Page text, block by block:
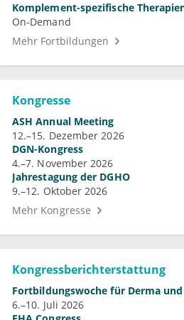
Komplement-spezifische
On-Demand
Mehr Fortbildungen
Kongresse
ASH Annual Meeting
12.–15. Dezember 2026
DGN-Kongress
4.–7. November 2026
Jahrestagung der DGHO
9.–12. Oktober 2026
Mehr Kongresse
Kongressberichterstattung
Fortbildungswoche für Derma
6.–10. Juli 2026